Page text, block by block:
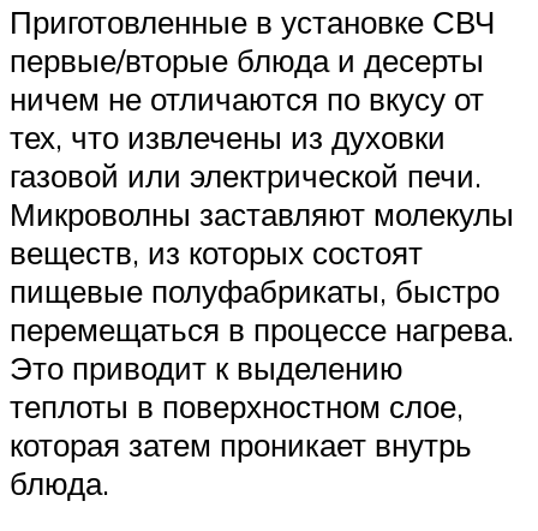
Приготовленные в установке СВЧ
первые/вторые блюда и десерты
ничем не отличаются по вкусу от
тех, что извлечены из духовки
газовой или электрической печи.
Микроволны заставляют молекулы
веществ, из которых состоят
пищевые полуфабрикаты, быстро
перемещаться в процессе нагрева.
Это приводит к выделению
теплоты в поверхностном слое,
которая затем проникает внутрь
блюда.